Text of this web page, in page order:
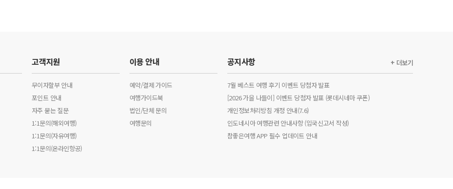
고객지원
무이자할부 안내
포인트 안내
자주 묻는 질문
1:1문의(해외여행)
1:1문의(자유여행)
1:1문의(온라인항공)
이용 안내
예약/결제 가이드
여행가이드북
법인/단체 문의
여행문의
공지사항 + 더보기
7월 베스트 여행 후기 이벤트 당첨자 발표
[2026 가을 나들이] 이벤트 당첨자 발표 (롯데시네마 쿠폰)
개인정보처리방침 개정 안내(7.6)
인도네시아 여행관련 안내사항 (입국신고서 작성)
참좋은여행 APP 필수 업데이트 안내